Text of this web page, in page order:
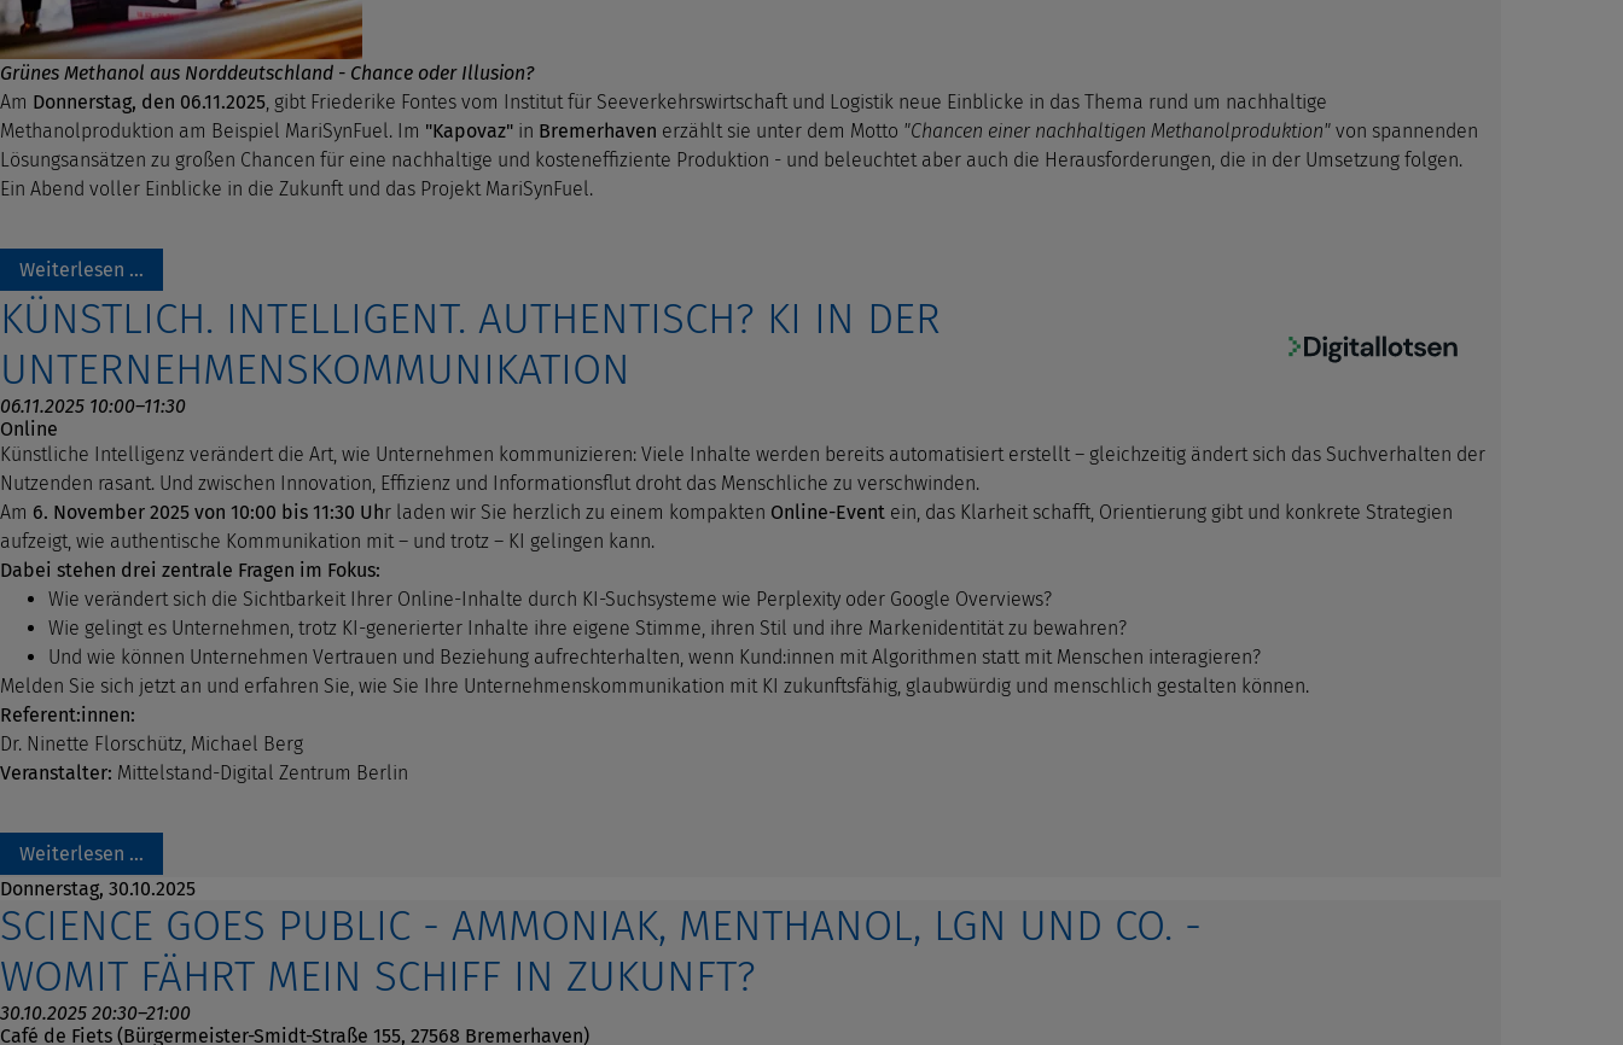
Grünes Methanol aus Norddeutschland - Chance oder Illusion?
Am Donnerstag, den 06.11.2025 , gibt Friederike Fontes vom Institut für Seeverkehrswirtschaft und Logistik neue Einblicke in das Thema rund um nachhaltige
Methanolproduktion am Beispiel MariSynFuel. Im "Kapovaz" in Bremerhaven erzählt sie unter dem Motto "Chancen einer nachhaltigen Methanolproduktion" von spannenden
Lösungsansätzen zu großen Chancen für eine nachhaltige und kosteneffiziente Produktion - und beleuchtet aber auch die Herausforderungen, die in der Umsetzung folgen.
Ein Abend voller Einblicke in die Zukunft und das Projekt MariSynFuel.
Weiterlesen …
KÜNSTLICH. INTELLIGENT. AUTHENTISCH? KI IN DER
UNTERNEHMENSKOMMUNIKATION
06.11.2025 10:00–11:30
Online
Künstliche Intelligenz verändert die Art, wie Unternehmen kommunizieren: Viele Inhalte werden bereits automatisiert erstellt – gleichzeitig ändert sich das Suchverhalten der
Nutzenden rasant. Und zwischen Innovation, Effizienz und Informationsflut droht das Menschliche zu verschwinden.
Am 6. November 2025 von 10:00 bis 11:30 Uhr laden wir Sie herzlich zu einem kompakten Online-Event ein, das Klarheit schafft, Orientierung gibt und konkrete Strategien
aufzeigt, wie authentische Kommunikation mit – und trotz – KI gelingen kann.
Dabei stehen drei zentrale Fragen im Fokus:
Wie verändert sich die Sichtbarkeit Ihrer Online-Inhalte durch KI-Suchsysteme wie Perplexity oder Google Overviews?
Wie gelingt es Unternehmen, trotz KI-generierter Inhalte ihre eigene Stimme, ihren Stil und ihre Markenidentität zu bewahren?
Und wie können Unternehmen Vertrauen und Beziehung aufrechterhalten, wenn Kund:innen mit Algorithmen statt mit Menschen interagieren?
Melden Sie sich jetzt an und erfahren Sie, wie Sie Ihre Unternehmenskommunikation mit KI zukunftsfähig, glaubwürdig und menschlich gestalten können.
Referent:innen:
Dr. Ninette Florschütz, Michael Berg
Veranstalter: Mittelstand-Digital Zentrum Berlin
Weiterlesen …
Donnerstag, 30.10.2025
SCIENCE GOES PUBLIC - AMMONIAK, MENTHANOL, LGN UND CO. -
WOMIT FÄHRT MEIN SCHIFF IN ZUKUNFT?
30.10.2025 20:30–21:00
Café de Fiets (Bürgermeister-Smidt-Straße 155, 27568 Bremerhaven)